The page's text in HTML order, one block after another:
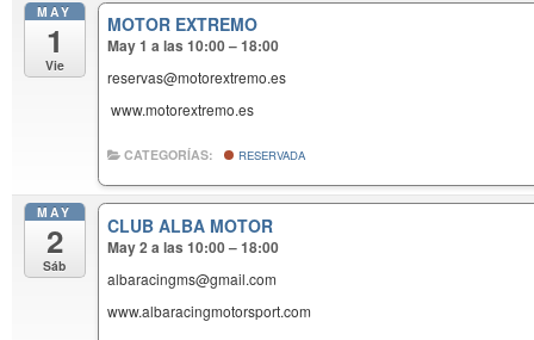
MAY
1
Vie
MOTOR EXTREMO
May 1 a las 10:00 – 18:00
reservas@motorextremo.es
www.motorextremo.es
CATEGORÍAS: RESERVADA
MAY
2
Sáb
CLUB ALBA MOTOR
May 2 a las 10:00 – 18:00
albaracingms@gmail.com
www.albaracingmotorsport.com